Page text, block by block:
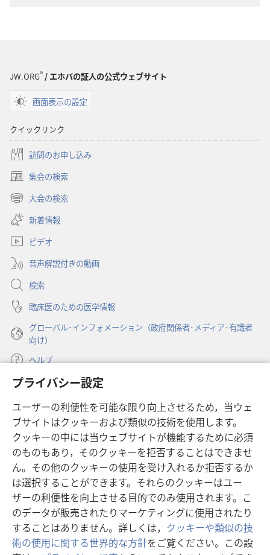
プライバシー設定
ユーザーの利便性を可能な限り向上させるため，当ウェ
ブサイトはクッキーおよび類似の技術を使用します。
クッキーの中には当ウェブサイトが機能するために必須
のものもあり，そのクッキーを拒否することはできませ
ん。その他のクッキーの使用を受け入れるか拒否するか
は選択することができます。それらのクッキーはユー
ザーの利便性を向上させる目的でのみ使用されます。こ
のデータが販売されたりマーケティングに使用されたり
することはありません。詳しくは， クッキーや類似の技
術の使用に関する世界的な方針をご覧ください。この設
JW.ORG®/ エホバの証人の公式ウェブサイト
画面表示の設定
クイックリンク
訪問のお申し込み
集会の検索
（新
し
タ
で
開
く）
大会の検索
（新
し
い
タ
ブ
で
開
く）
新着情報
ビデオ
音声解説付きの動画
検索
臨床医のための医学情報
グローバル･インフォメーション（政府関係者･メディア･有識者
向け）
ヘルプ
寄付
し
い
タ
ブ
で
開
く）
ものみの塔 オンライン・ライブラリー
（新
し
い
タ
ブ
で
開
く）
JW Hub ®
（新
し
い
タ
ブ
で
開
く）
JW Library ®
Watchtower Library®